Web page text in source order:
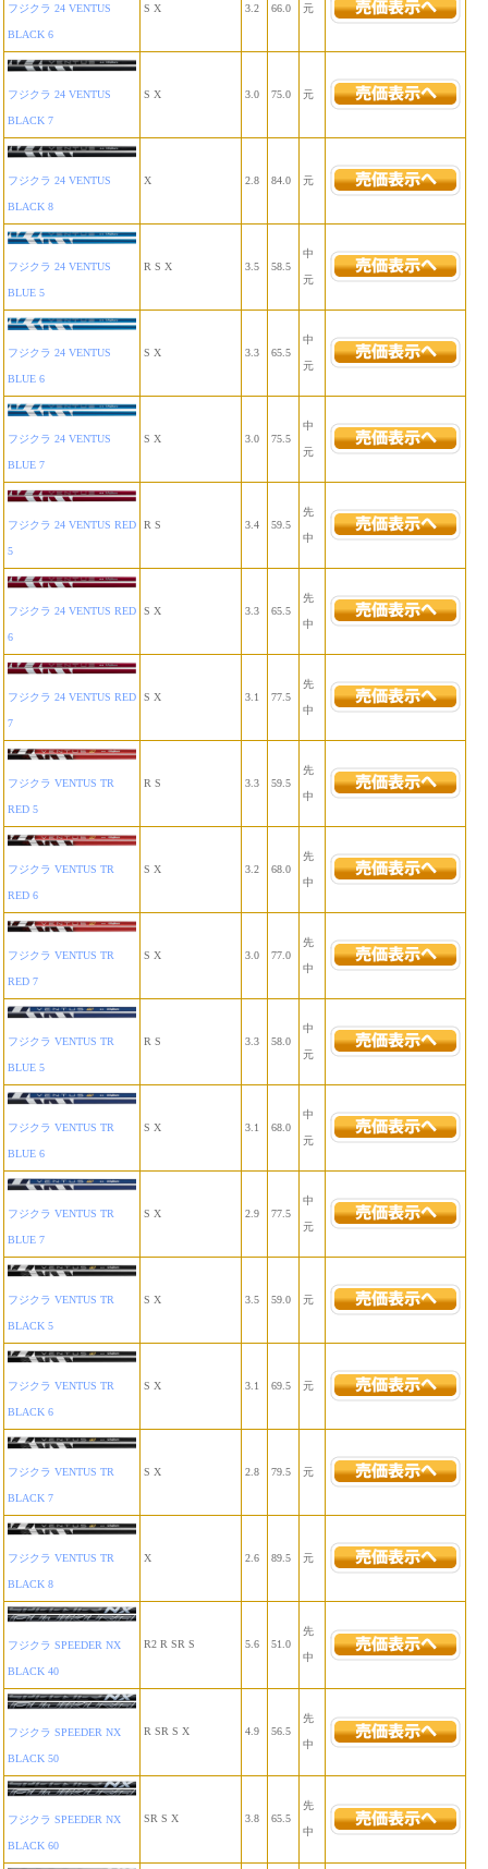
フジクラ 24 VENTUS
BLACK 6
S X 3.2 66.0 元
フジクラ 24 VENTUS
BLACK 7
S X 3.0 75.0 元
フジクラ 24 VENTUS
BLACK 8
X 2.8 84.0 元
フジクラ 24 VENTUS
BLUE 5
R S X 3.5 58.5
中
元
フジクラ 24 VENTUS
BLUE 6
S X 3.3 65.5
中
元
フジクラ 24 VENTUS
BLUE 7
S X 3.0 75.5
中
元
フジクラ 24 VENTUS RED
5
R S 3.4 59.5
先
中
フジクラ 24 VENTUS RED
6
S X 3.3 65.5
先
中
フジクラ 24 VENTUS RED
7
S X 3.1 77.5
先
中
フジクラ VENTUS TR
RED 5
R S 3.3 59.5
先
中
フジクラ VENTUS TR
RED 6
S X 3.2 68.0
先
中
フジクラ VENTUS TR
RED 7
S X 3.0 77.0
先
中
フジクラ VENTUS TR
BLUE 5
R S 3.3 58.0
中
元
フジクラ VENTUS TR
BLUE 6
S X 3.1 68.0
中
元
フジクラ VENTUS TR
BLUE 7
S X 2.9 77.5
中
元
フジクラ VENTUS TR
BLACK 5
S X 3.5 59.0 元
フジクラ VENTUS TR
BLACK 6
S X 3.1 69.5 元
フジクラ VENTUS TR
BLACK 7
S X 2.8 79.5 元
フジクラ VENTUS TR
BLACK 8
X 2.6 89.5 元
フジクラ SPEEDER NX
BLACK 40
R2 R SR S 5.6 51.0
先
中
フジクラ SPEEDER NX
BLACK 50
R SR S X 4.9 56.5
先
中
フジクラ SPEEDER NX
BLACK 60
SR S X 3.8 65.5
先
中